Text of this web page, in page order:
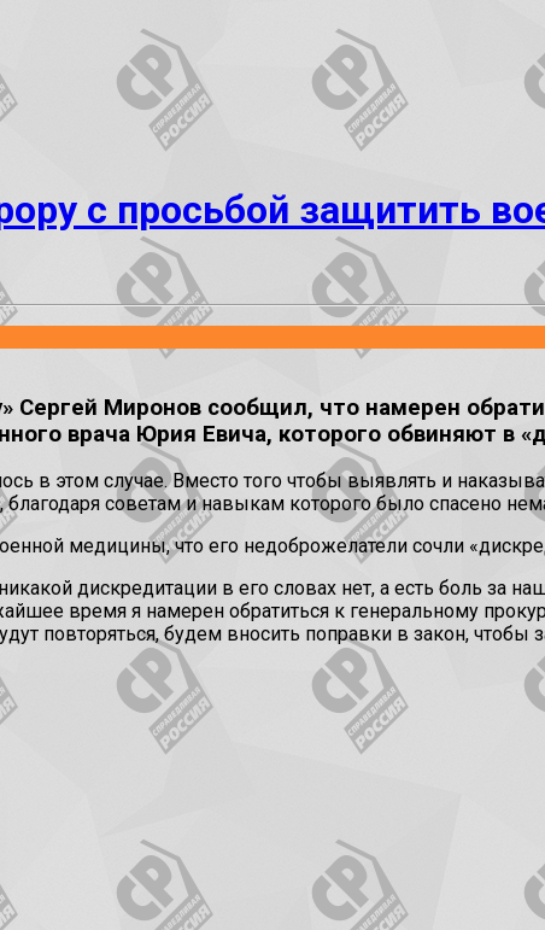
с просьбой защитить
Сергей Миронов сообщил, что намерен
врача Юрия Евича, которого обвиняют в
в этом случае. Вместо того чтобы выявлять и
советам и навыкам которого было спасено
медицины, что его недоброжелатели сочли
дискредитации в его словах нет, а есть боль за
время я намерен обратиться к генеральному
повторяться, будем вносить поправки в закон, чтобы